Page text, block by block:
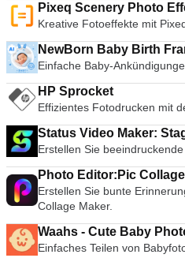
Pixeq Scenery Photo
Kreative Fotoeffekte mit
NewBorn Baby Birth
Einfache Baby-
HP Sprocket
Effizientes Fotodrucken mit
Status Video Maker:
Erstellen Sie
Photo Editor:Pic
Erstellen Sie bunte
Collage Maker.
Waahs - Cute Baby
Einfaches Teilen von